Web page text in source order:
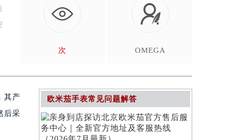
次 OMEGA
其产
后采
欧米茄手表常见问题解答